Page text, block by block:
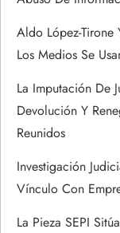
r
a
d
a
s
Aldo López-Tirone
Los Medios Se
La Imputación De
Devolución Y
Reunidos
Investigación
Vínculo Con
La Pieza SEPI